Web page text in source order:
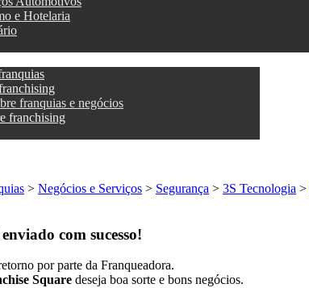
e Hotelaria
franquias e negócios
franchising
> Negócios e Serviços > Segurança > 3S Tecnologia >
com sucesso!
por parte da Franqueadora.
Square deseja boa sorte e bons negócios.